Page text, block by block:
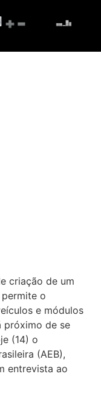
criação de um
o
e módulos
próximo de se
(14) o
(AEB),
entrevista ao